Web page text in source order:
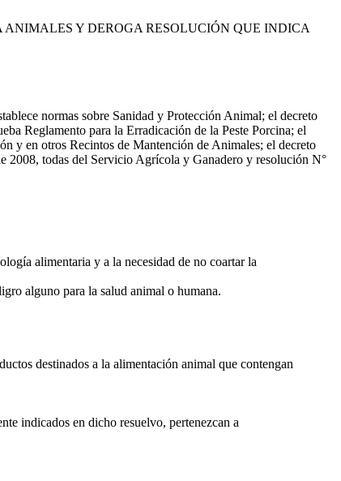
Y DEROGA RESOLUCIÓN QUE INDICA
normas sobre Sanidad y Protección Animal; el decreto
Reglamento para la Erradicación de la Peste Porcina; el
y en otros Recintos de Mantención de Animales; el decreto
2008, todas del Servicio Agrícola y Ganadero y resolución N°
alimentaria y a la necesidad de no coartar la
alguno para la salud animal o humana.
destinados a la alimentación animal que contengan
indicados en dicho resuelvo, pertenezcan a